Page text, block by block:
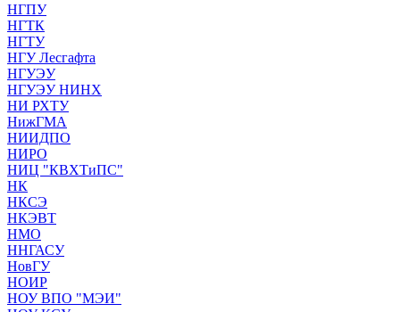
НГПУ
НГТК
НГТУ
НГУ Лесгафта
НГУЭУ
НГУЭУ НИНХ
НИ РХТУ
НижГМА
НИИДПО
НИРО
НИЦ "КВХТиПС"
НК
НКСЭ
НКЭВТ
НМО
ННГАСУ
НовГУ
НОИР
НОУ ВПО "МЭИ"